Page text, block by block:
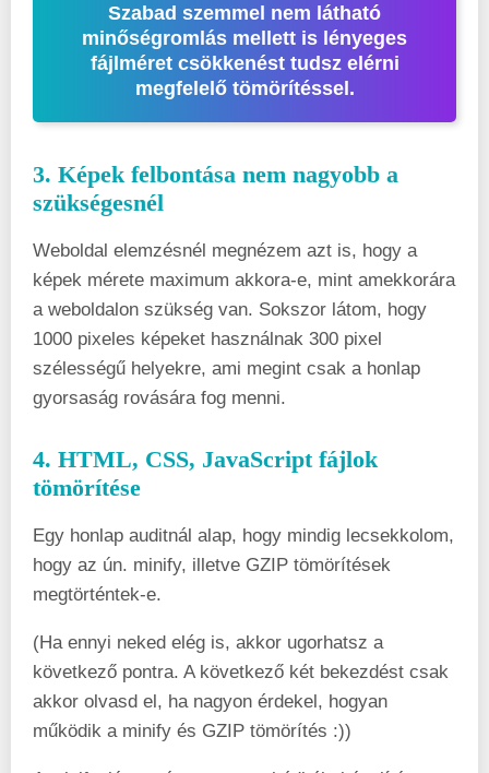
Szabad szemmel nem látható
minőségromlás mellett is lényeges
fájlméret csökkenést tudsz elérni
megfelelő tömörítéssel.
3. Képek felbontása nem nagyobb a
szükségesnél
Weboldal elemzésnél megnézem azt is, hogy a
képek mérete maximum akkora-e, mint amekkorára
a weboldalon szükség van. Sokszor látom, hogy
1000 pixeles képeket használnak 300 pixel
szélességű helyekre, ami megint csak a honlap
gyorsaság rovására fog menni.
4. HTML, CSS, JavaScript fájlok
tömörítése
Egy honlap auditnál alap, hogy mindig lecsekkolom,
hogy az ún. minify, illetve GZIP tömörítések
megtörténtek-e.
(Ha ennyi neked elég is, akkor ugorhatsz a
következő pontra. A következő két bekezdést csak
akkor olvasd el, ha nagyon érdekel, hogyan
működik a minify és GZIP tömörítés :))